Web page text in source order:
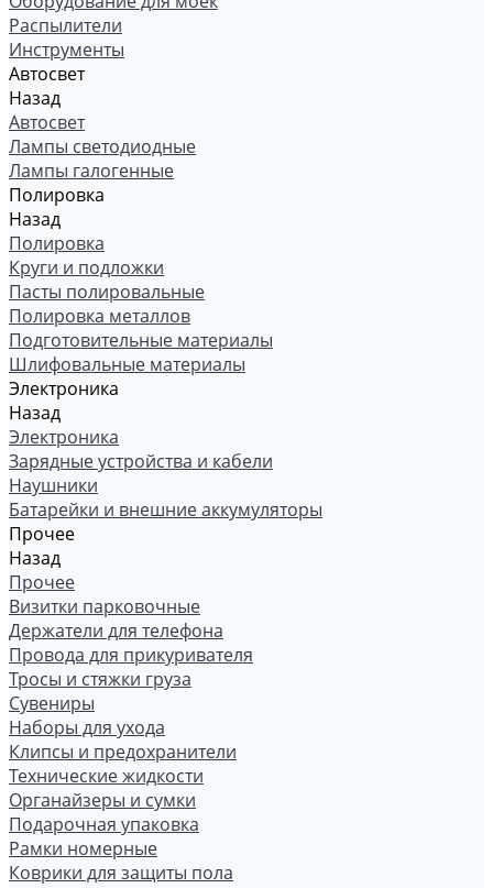
Распылители
Инструменты
Автосвет
Назад
Автосвет
Лампы светодиодные
Лампы галогенные
Полировка
Назад
Полировка
Круги и подложки
Пасты полировальные
Полировка металлов
Подготовительные материалы
Шлифовальные материалы
Электроника
Назад
Электроника
Зарядные устройства и кабели
Наушники
Батарейки и внешние аккумуляторы
Прочее
Назад
Прочее
Визитки парковочные
Держатели для телефона
Провода для прикуривателя
Тросы и стяжки груза
Сувениры
Наборы для ухода
Клипсы и предохранители
Технические жидкости
Органайзеры и сумки
Подарочная упаковка
Рамки номерные
Коврики для защиты пола